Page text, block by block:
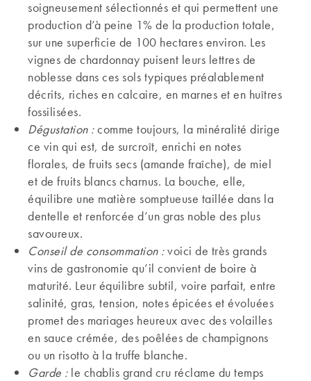
soigneusement sélectionnés et qui permettent une
production d’à peine 1% de la production totale,
sur une superficie de 100 hectares environ. Les
vignes de chardonnay puisent leurs lettres de
noblesse dans ces sols typiques préalablement
décrits, riches en calcaire, en marnes et en huîtres
fossilisées.
Dégustation :comme toujours, la minéralité dirige
ce vin qui est, de surcroît, enrichi en notes
florales, de fruits secs (amande fraîche), de miel
et de fruits blancs charnus. La bouche, elle,
équilibre une matière somptueuse taillée dans la
dentelle et renforcée d’un gras noble des plus
savoureux.
Conseil de consommation :voici de très grands
vins de gastronomie qu’il convient de boire à
maturité. Leur équilibre subtil, voire parfait, entre
salinité, gras, tension, notes épicées et évoluées
promet des mariages heureux avec des volailles
en sauce crémée, des poêlées de champignons
ou un risotto à la truffe blanche.
Garde :le chablis grand cru réclame du temps